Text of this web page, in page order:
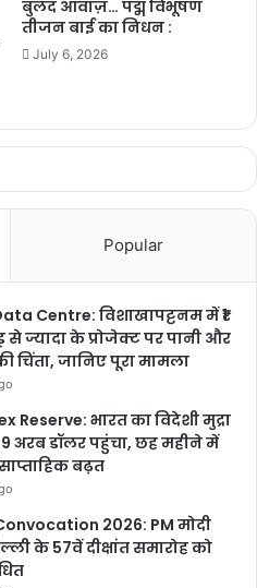
chhattisgarh
बुलंद आवाज़… पद्म विभूषण
तीजन बाई का निधन :
July 6, 2026
Popular
Centre: विशाखापट्टनम में ₹1
ज्यादा के प्रोजेक्ट पर पानी और
चिंता, जानिए पूरा मामला
Reserve: भारत का विदेशी मुद्रा
अरब डॉलर पहुंचा, छह महीने में
बढ़त
2026: PM मोदी
के 57वें दीक्षांत समारोह को